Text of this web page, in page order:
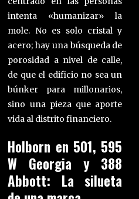
intenta «humanizar» la
mole. No es solo cristal y
acero; hay una búsqueda de
porosidad a nivel de calle,
de que el edificio no sea un
búnker para millonarios,
sino una pieza que aporte
vida al distrito financiero.
Holborn en 501, 595
W Georgia y 388
Abbott: La silueta